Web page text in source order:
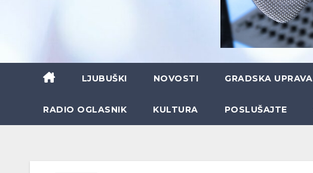
LJUBUŠKI NOVOSTI GRADSKA UPRAVA
RADIO OGLASNIK KULTURA POSLUŠAJTE